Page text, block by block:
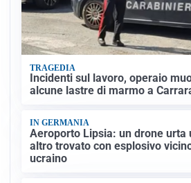
TRAGEDIA
Incidenti sul lavoro, operaio
alcune lastre di marmo a
IN GERMANIA
Aeroporto Lipsia: un drone urta
altro trovato con esplosivo
ucraino